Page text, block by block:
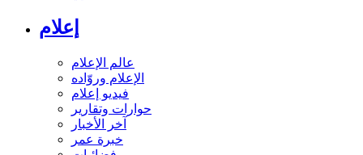
إعلام
عالم الإعلام
الإعلام وروّاده
فيديو إعلام
حوارات وتقارير
آخر الأخبار
خبرة عمر